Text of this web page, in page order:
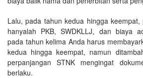
Lalu, pada tahun kedua hingga
hanyalah PKB, SWDKLLJ, dan biaya
pada tahun kelima Anda harus
kedua hingga keempat, namun
perpanjangan STNK mengingat
berlaku.